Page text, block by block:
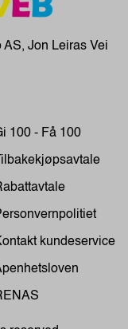
AS, Jon Leiras Vei
100 - Få 100
Tilbakekjøpsavtale
kundeservice